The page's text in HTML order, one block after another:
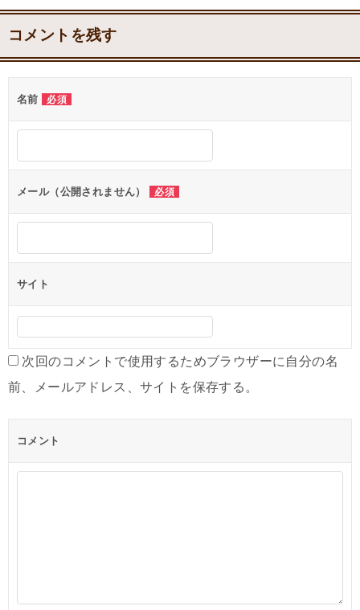
コメントを残す
名前 必須
メール（公開されません） 必須
サイト
次回のコメントで使用するためブラウザーに自分の名
前、メールアドレス、サイトを保存する。
コメント